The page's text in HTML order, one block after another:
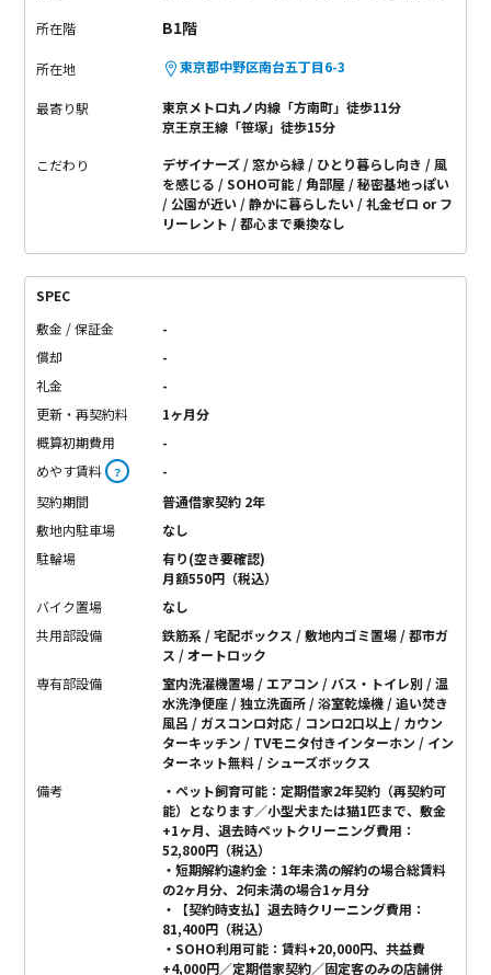
所在階 B1階
所在地 東京都中野区南台五丁目6-3
最寄り駅
東京メトロ丸ノ内線「方南町」徒歩11分
京王京王線「笹塚」徒歩15分
こだわり デザイナーズ 窓から緑 ひとり暮らし向き
風
を感じる
SOHO可能 角部屋
秘密基地っぽい
公園が近い
静かに暮らしたい
礼金ゼロ or フ
リーレント
都心まで乗換なし
SPEC
敷金 / 保証金
-
償却
-
礼金
-
更新・再契約料
1ヶ月分
概算初期費用
-
めやす賃料 ？
-
契約期間
普通借家契約 2年
敷地内駐車場
なし
駐輪場
有り(空き要確認)
月額550円（税込）
バイク置場
なし
共用部設備
鉄筋系 / 宅配ボックス / 敷地内ゴミ置場 / 都市ガ
ス / オートロック
専有部設備
室内洗濯機置場 / エアコン / バス・トイレ別 / 温
水洗浄便座 / 独立洗面所 / 浴室乾燥機 / 追い焚き
風呂 / ガスコンロ対応 / コンロ2口以上 / カウン
ターキッチン / TVモニタ付きインターホン / イン
ターネット無料 / シューズボックス
備考
・ペット飼育可能：定期借家2年契約（再契約可
能）となります／小型犬または猫1匹まで、敷金
+1ヶ月、退去時ペットクリーニング費用：
52,800円（税込）
・短期解約違約金：1年未満の解約の場合総賃料
の2ヶ月分、2何未満の場合1ヶ月分
・【契約時支払】退去時クリーニング費用：
81,400円（税込）
・SOHO利用可能：賃料+20,000円、共益費
+4,000円／定期借家契約／固定客のみの店舗併